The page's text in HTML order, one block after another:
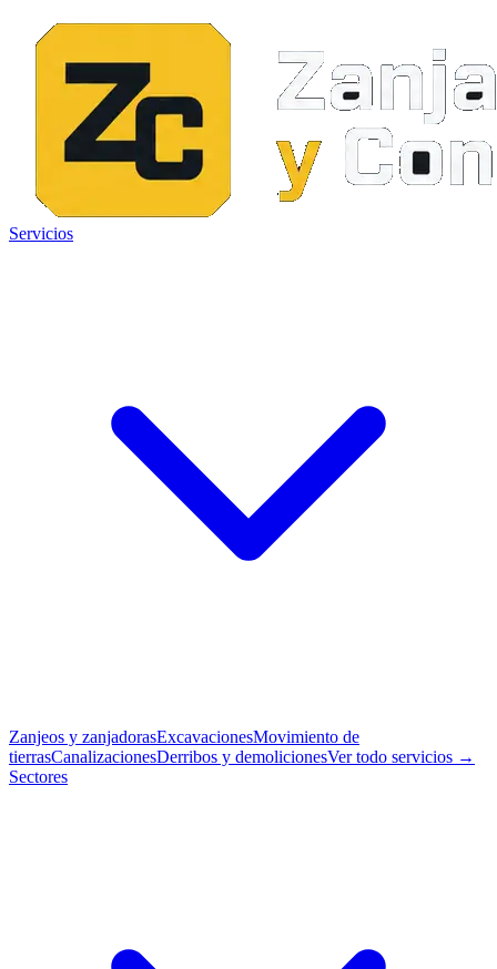
Servicios
Zanjeos y zanjadorasExcavacionesMovimiento de
tierrasCanalizacionesDerribos y demolicionesVer todo servicios →
Sectores